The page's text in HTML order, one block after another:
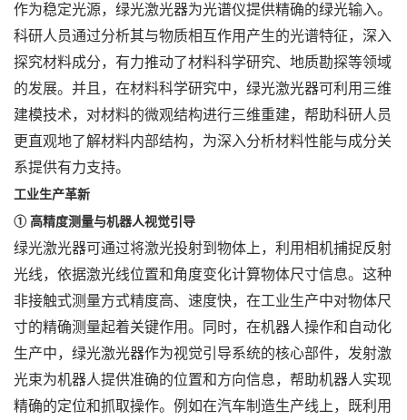
作为稳定光源，绿光激光器为光谱仪提供精确的绿光输入。
科研人员通过分析其与物质相互作用产生的光谱特征，深入
探究材料成分，有力推动了材料科学研究、地质勘探等领域
的发展。并且，在材料科学研究中，绿光激光器可利用三维
建模技术，对材料的微观结构进行三维重建，帮助科研人员
更直观地了解材料内部结构，为深入分析材料性能与成分关
系提供有力支持。
工业生产革新
① 高精度测量与机器人视觉引导
绿光激光器可通过将激光投射到物体上，利用相机捕捉反射
光线，依据激光线位置和角度变化计算物体尺寸信息。这种
非接触式测量方式精度高、速度快，在工业生产中对物体尺
寸的精确测量起着关键作用。同时，在机器人操作和自动化
生产中，绿光激光器作为视觉引导系统的核心部件，发射激
光束为机器人提供准确的位置和方向信息，帮助机器人实现
精确的定位和抓取操作。例如在汽车制造生产线上，既利用